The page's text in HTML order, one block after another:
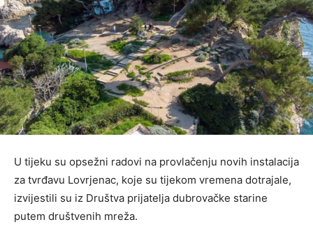
U tijeku su opsežni radovi na provlačenju novih instalacija
za tvrđavu Lovrjenac, koje su tijekom vremena dotrajale,
izvijestili su iz Društva prijatelja dubrovačke starine
putem društvenih mreža.